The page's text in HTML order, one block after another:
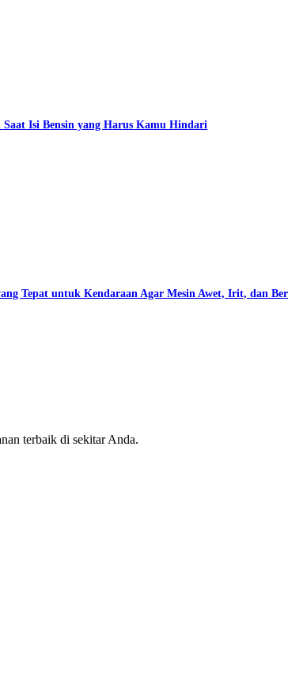
Saat Isi Bensin yang Harus Kamu Hindari
Tepat untuk Kendaraan Agar Mesin Awet, Irit, dan
terbaik di sekitar Anda.